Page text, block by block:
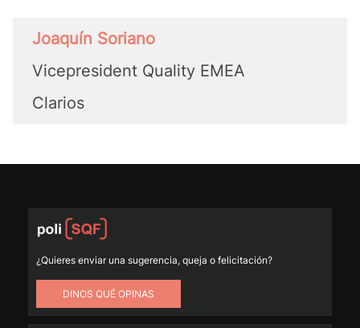
Joaquín Soriano
Vicepresident Quality EMEA
Clarios
¿Quieres enviar una sugerencia, queja o felicitación?
DINOS QUÉ OPINAS